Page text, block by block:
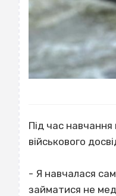
Під час
військового
- Я навчалася
займатися не